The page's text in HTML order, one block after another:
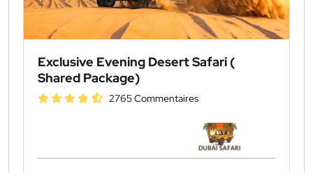
Exclusive Evening Desert Safari (
Shared Package)
2765 Commentaires